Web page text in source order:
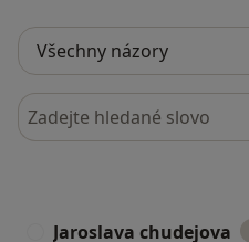
Hledejte v názorech
Jaroslava chudejova